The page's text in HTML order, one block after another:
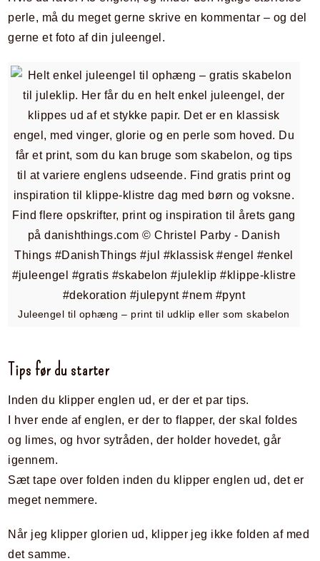
perle, må du meget gerne skrive en kommentar – og del
gerne et foto af din juleengel.
Juleengel til ophæng – print til udklip eller som skabelon
Tips før du starter
Inden du klipper englen ud, er der et par tips.
I hver ende af englen, er der to flapper, der skal foldes
og limes, og hvor sytråden, der holder hovedet, går
igennem.
Sæt tape over folden inden du klipper englen ud, det er
meget nemmere.
Når jeg klipper glorien ud, klipper jeg ikke folden af med
det samme.